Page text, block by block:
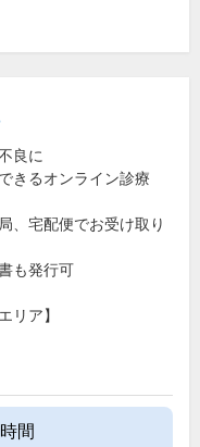
良に
きるオンライン診療
、宅配便でお受け取り
も発行可
リア】
間